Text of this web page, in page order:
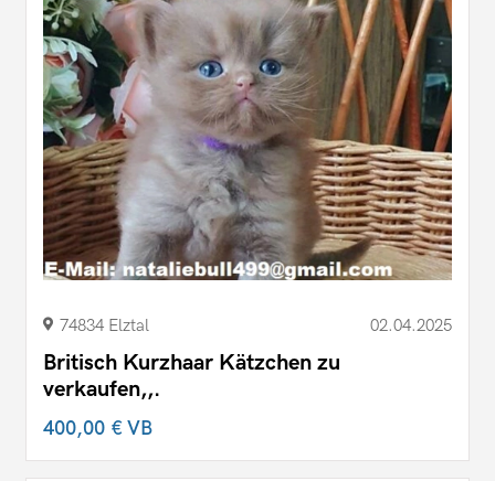
74834 Elztal 02.04.2025
Britisch Kurzhaar Kätzchen zu
verkaufen,,.
400,00 €VB